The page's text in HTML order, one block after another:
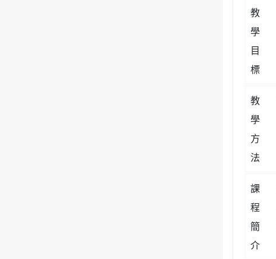
教
學
目
標
教
學
方
法
課
程
簡
介